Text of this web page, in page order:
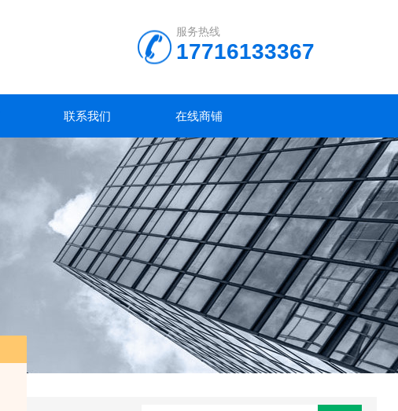
服务热线
17716133367
联系我们 在线商铺